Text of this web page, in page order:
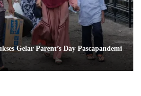
Gelar Parent’s Day Pascapandemi